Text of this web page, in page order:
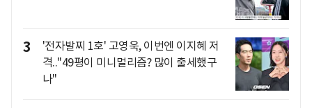
3
'전자발찌 1호' 고영욱, 이번엔 이지혜 저
격.."49평이 미니멀리즘? 많이 출세했구
나"